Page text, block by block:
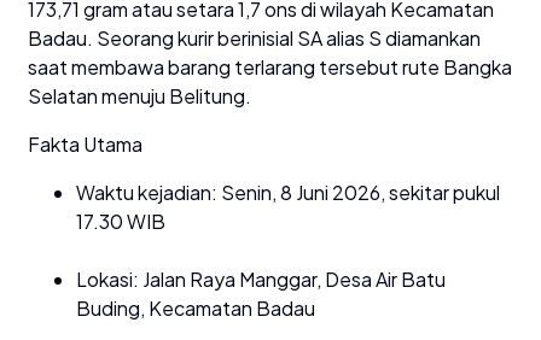
173,71 gram atau setara 1,7 ons di wilayah Kecamatan
Badau. Seorang kurir berinisial SA alias S diamankan
saat membawa barang terlarang tersebut rute Bangka
Selatan menuju Belitung.
Fakta Utama
Waktu kejadian: Senin, 8 Juni 2026, sekitar pukul
17.30 WIB
Lokasi: Jalan Raya Manggar, Desa Air Batu
Buding, Kecamatan Badau